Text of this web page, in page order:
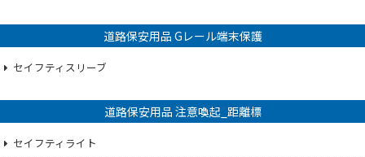
道路保安用品 Gレール端末保護
セイフティスリーブ
道路保安用品 注意喚起_距離標
セイフティライト